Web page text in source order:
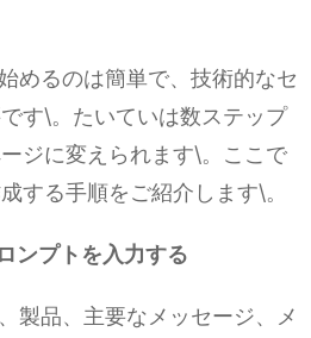
めるのは簡単で、技術的なセ
す\。たいていは数ステップ
ジに変えられます\。ここで
する手順をご紹介します\。
ンプトを入力する
製品、主要なメッセージ、メ